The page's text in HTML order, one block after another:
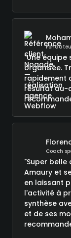
"Une équipe
organisée.
rapidement
résultat au-
Coach
"Super
Amaury et
en laissant
l'activité à
synthèse
et de ses